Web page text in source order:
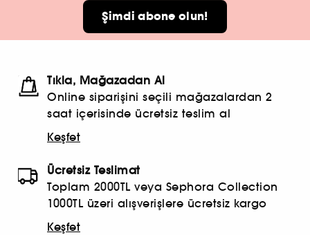
Şimdi abone olun!
Tıkla, Mağazadan Al
Online siparişini seçili mağazalardan 2
saat içerisinde ücretsiz teslim al
Keşfet
Ücretsiz Teslimat
Toplam 2000TL veya Sephora Collection
1000TL üzeri alışverişlere ücretsiz kargo
Keşfet